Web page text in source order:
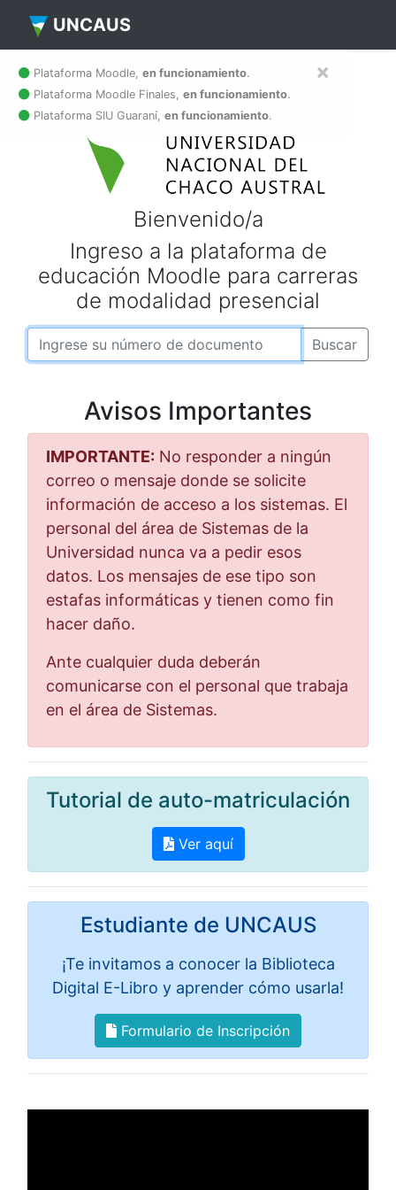
UNCAUS
×
Plataforma Moodle, en funcionamiento.
Plataforma Moodle Finales, en funcionamiento.
Plataforma SIU Guaraní, en funcionamiento.
Bienvenido/a
Ingreso a la plataforma de
educación Moodle para carreras
de modalidad presencial
Buscar
Avisos Importantes
IMPORTANTE: No responder a ningún
correo o mensaje donde se solicite
información de acceso a los sistemas. El
personal del área de Sistemas de la
Universidad nunca va a pedir esos
datos. Los mensajes de ese tipo son
estafas informáticas y tienen como fin
hacer daño.
Ante cualquier duda deberán
comunicarse con el personal que trabaja
en el área de Sistemas.
Tutorial de auto-matriculación
Ver aquí
Estudiante de UNCAUS
¡Te invitamos a conocer la Biblioteca
Digital E-Libro y aprender cómo usarla!
Formulario de Inscripción